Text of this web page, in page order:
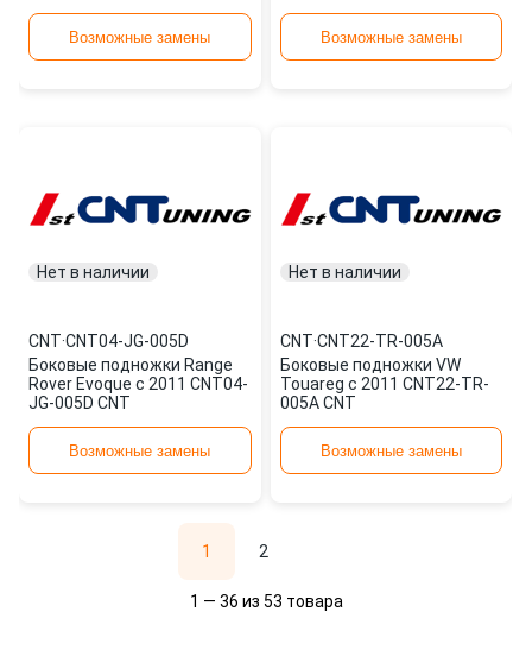
Возможные замены Возможные замены
Нет в наличии
CNT·CNT04-JG-005D
Боковые подножки Range
Rover Evoque с 2011 CNT04-
JG-005D CNT
Возможные замены
Нет в наличии
CNT·CNT22-TR-005A
Боковые подножки VW
Touareg с 2011 CNT22-TR-
005A CNT
Возможные замены
1 2
1 — 36 из 53 товара